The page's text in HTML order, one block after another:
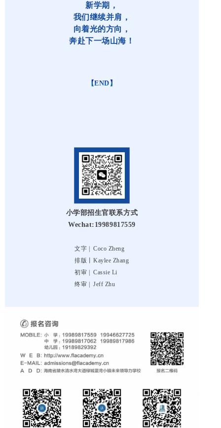
新学期，
我们继续并肩，
向着光的方向，
奔赴下一场山海！
【END】
小学部招生官联系方式
Wechat:19989817559
文字 |
排版丨
初审 |
终审 |
Coco Zheng
Kaylee Zhang
Cassie Li
Jeff Zhu